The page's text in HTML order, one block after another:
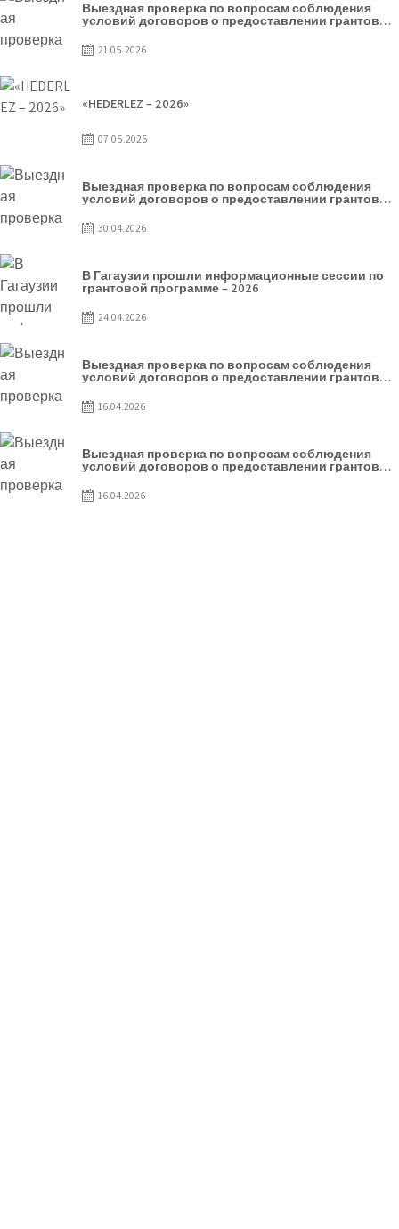
Выездная проверка по вопросам соблюдения
условий договоров о предоставлении грантов
предприятия SRL Baurlukhouse
21.05.2026
«HEDERLEZ – 2026»
07.05.2026
Выездная проверка по вопросам соблюдения
условий договоров о предоставлении грантов
предприятия SRL Grand Nic Oil Company
30.04.2026
В Гагаузии прошли информационные сессии по
грантовой программе – 2026
24.04.2026
Выездная проверка по вопросам соблюдения
условий договоров о предоставлении грантов
предприятия SRL Patiseria Familiei
16.04.2026
Выездная проверка по вопросам соблюдения
условий договоров о предоставлении грантов
предприятия SRL Lisokam-Fam
16.04.2026